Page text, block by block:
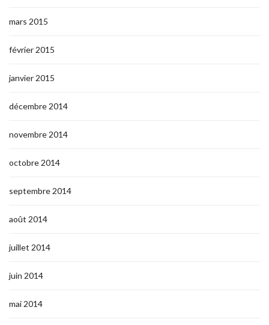
mars 2015
février 2015
janvier 2015
décembre 2014
novembre 2014
octobre 2014
septembre 2014
août 2014
juillet 2014
juin 2014
mai 2014